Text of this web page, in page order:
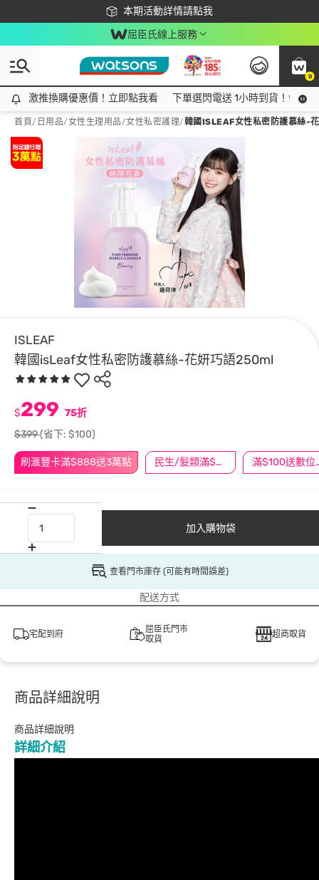
本期活動詳情請點我
下載app最高回饋$350
屈臣氏線上服務
0
激推換購優惠價！立即點我看
激推換購優惠價！立即點我看 下單選閃電送 1小時到貨！領神
首頁/ 日用品/女性生理用品/女性私密護理/韓國ISLEAF女性私密防護慕絲-
ISLEAF
韓國isLeaf女性私密防護慕絲-花妍巧語250ml
刷滙豐卡滿$888送3萬點 民生/髮類滿$388送舒潔冰巾 滿
$299 75折
$399(省下: $100)
加入購物袋
查看門市庫存 (可能有時間誤差)
配送方式
宅配到府
屈臣氏門市
取貨
超商取貨
商品詳細說明
商品詳細說明
詳細介紹